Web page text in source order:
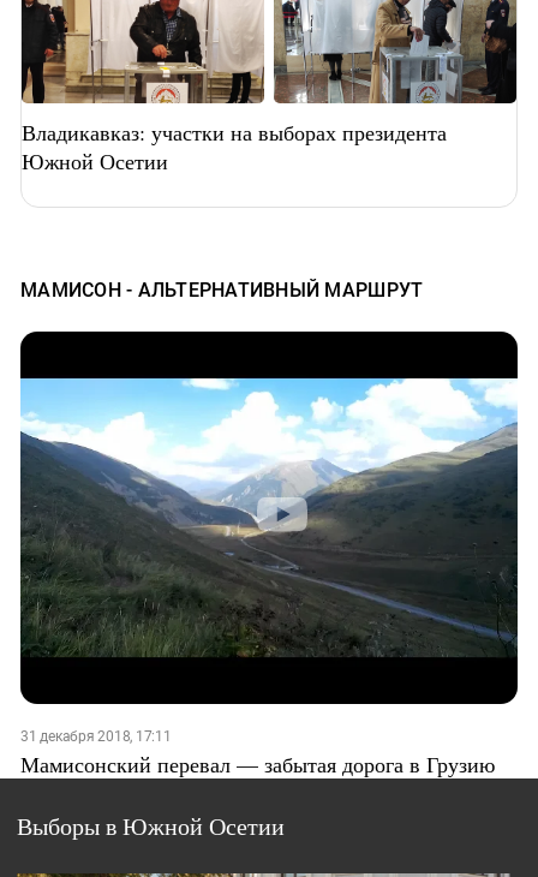
Владикавказ: участки на выборах президента
Южной Осетии
МАМИСОН - АЛЬТЕРНАТИВНЫЙ МАРШРУТ
31 декабря 2018, 17:11
Мамисонский перевал — забытая дорога в Грузию
Выборы в Южной Осетии